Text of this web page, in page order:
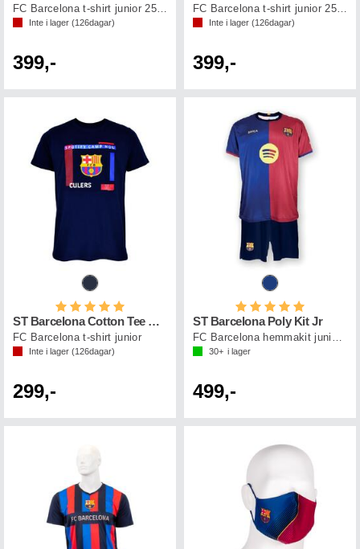
FC Barcelona t-shirt junior 25/26
Inte i lager (126dagar)
399,-
FC Barcelona t-shirt junior 25/26
Inte i lager (126dagar)
399,-
Betyg:
ST Barcelona Cotton Tee FCB Jr
FC Barcelona t-shirt junior
Inte i lager (126dagar)
299,-
Betyg:
ST Barcelona Poly Kit Jr
30+ i lager
499,-